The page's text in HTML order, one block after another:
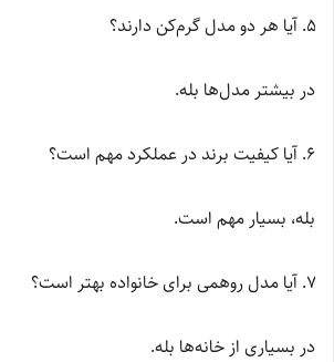
آیا هر دو مدل گرم‌کن دارند؟
در بیشتر مدل‌ها بله.
آیا کیفیت برند در عملکرد مهم است؟
بله، بسیار مهم است.
آیا مدل روهمی برای خانواده بهتر است؟
در بسیاری از خانه‌ها بله.